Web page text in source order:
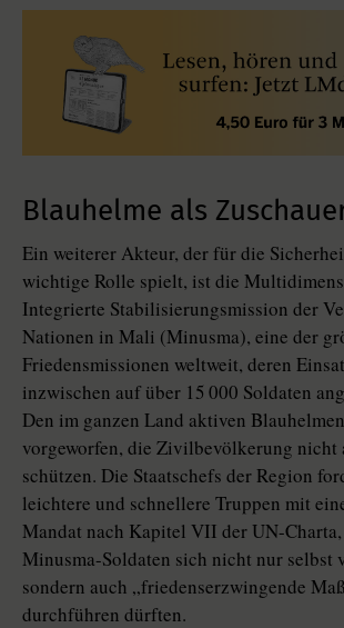
Blauhelme als
Ein weiterer Akteur, der für die
wichtige Rolle spielt, ist die
Integrierte Stabilisierungsmission der
Nationen in Mali (Minusma), eine der
Friedensmissionen weltweit, deren
inzwischen auf über 15 000 Soldaten
Den im ganzen Land aktiven
vorgeworfen, die Zivilbevölkerung nicht
schützen. Die Staatschefs der Region
leichtere und schnellere Truppen mit
Mandat nach Kapitel VII der UN-
Minusma-Soldaten sich nicht nur selbst
sondern auch „friedenserzwingende
durchführen dürften.